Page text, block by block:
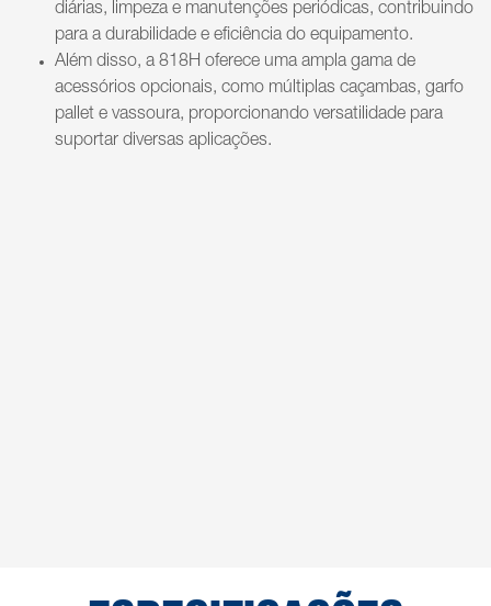
diárias, limpeza e manutenções periódicas, contribuindo
para a durabilidade e eficiência do equipamento.
Além disso, a 818H oferece uma ampla gama de
acessórios opcionais, como múltiplas caçambas, garfo
pallet e vassoura, proporcionando versatilidade para
suportar diversas aplicações.